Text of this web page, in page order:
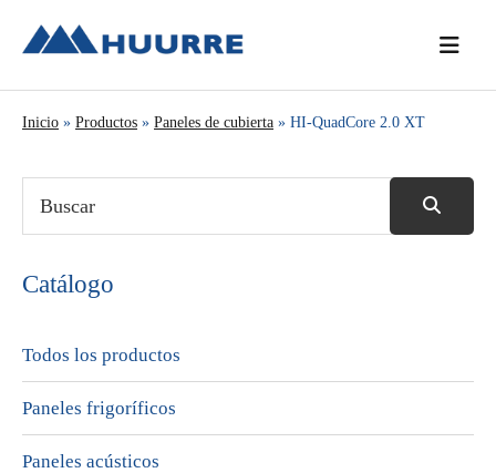
navegación
principal
barra
principal
Inicio » Productos » Paneles de cubierta » HI-QuadCore 2.0 XT
Catálogo
Todos los productos
Paneles frigoríficos
Paneles acústicos